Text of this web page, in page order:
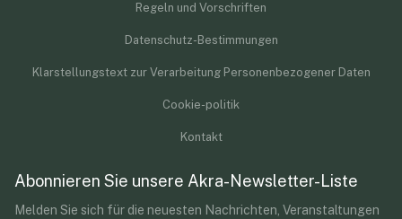
Regeln und Vorschriften
Datenschutz-Bestimmungen
Klarstellungstext zur Verarbeitung Personenbezogener Daten
Cookie-politik
Kontakt
Abonnieren Sie unsere Akra-Newsletter-Liste
Melden Sie sich für die neuesten Nachrichten, Veranstaltungen